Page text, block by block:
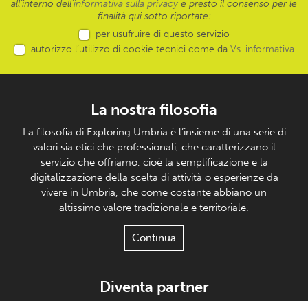
all’interno dell'informativa sulla privacy e presto il consenso per le
finalità qui sotto riportate:
per usufruire di questo servizio
autorizzo l’utilizzo di cookie tecnici come da Vs. informativa
La nostra filosofia
La filosofia di Exploring Umbria è l’insieme di una serie di
valori sia etici che professionali, che caratterizzano il
servizio che offriamo, cioè la semplificazione e la
digitalizzazione della scelta di attività o esperienze da
vivere in Umbria, che come costante abbiano un
altissimo valore tradizionale e territoriale.
Continua
Diventa partner